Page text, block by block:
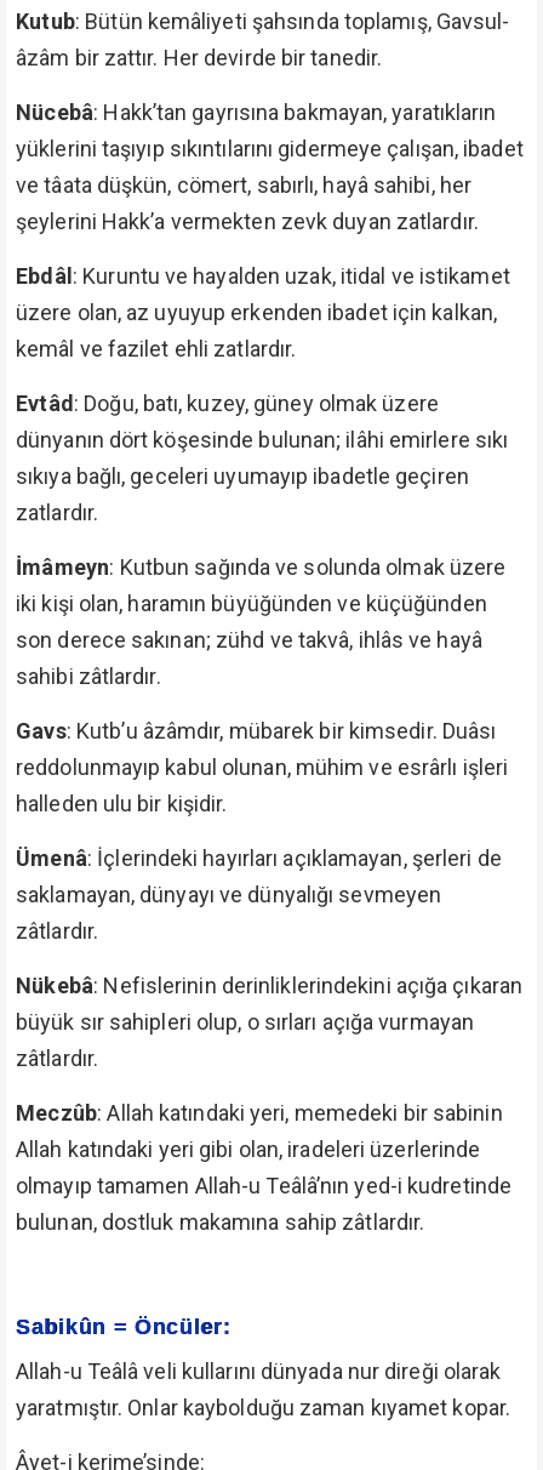
Kutub: Bütün kemâliyeti şahsında toplamış, Gavsul-
âzâm bir zattır. Her devirde bir tanedir.
Nücebâ: Hakk’tan gayrısına bakmayan, yaratıkların
yüklerini taşıyıp sıkıntılarını gidermeye çalışan, ibadet
ve tâata düşkün, cömert, sabırlı, hayâ sahibi, her
şeylerini Hakk’a vermekten zevk duyan zatlardır.
Ebdâl : Kuruntu ve hayalden uzak, itidal ve istikamet
üzere olan, az uyuyup erkenden ibadet için kalkan,
kemâl ve fazilet ehli zatlardır.
Evtâd : Doğu, batı, kuzey, güney olmak üzere
dünyanın dört köşesinde bulunan; ilâhi emirlere sıkı
sıkıya bağlı, geceleri uyumayıp ibadetle geçiren
zatlardır.
İmâmeyn: Kutbun sağında ve solunda olmak üzere
iki kişi olan, haramın büyüğünden ve küçüğünden
son derece sakınan; zühd ve takvâ, ihlâs ve hayâ
sahibi zâtlardır.
Gavs: Kutb’u âzâmdır, mübarek bir kimsedir. Duâsı
reddolunmayıp kabul olunan, mühim ve esrârlı işleri
halleden ulu bir kişidir.
Ümenâ: İçlerindeki hayırları açıklamayan, şerleri de
saklamayan, dünyayı ve dünyalığı sevmeyen
zâtlardır.
Nükebâ: Nefislerinin derinliklerindekini açığa çıkaran
büyük sır sahipleri olup, o sırları açığa vurmayan
zâtlardır.
Meczûb: Allah katındaki yeri, memedeki bir sabinin
Allah katındaki yeri gibi olan, iradeleri üzerlerinde
olmayıp tamamen Allah-u Teâlâ’nın yed-i kudretinde
bulunan, dostluk makamına sahip zâtlardır.
Sabikûn = Öncüler:
Allah-u Teâlâ veli kullarını dünyada nur direği olarak
yaratmıştır. Onlar kaybolduğu zaman kıyamet kopar.
Âyet-i kerime’sinde: